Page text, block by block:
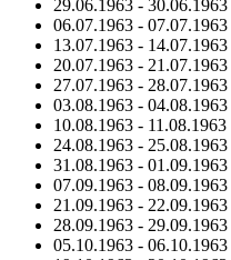
29.06.1963 - 30.06.1963
06.07.1963 - 07.07.1963
13.07.1963 - 14.07.1963
20.07.1963 - 21.07.1963
27.07.1963 - 28.07.1963
03.08.1963 - 04.08.1963
10.08.1963 - 11.08.1963
24.08.1963 - 25.08.1963
31.08.1963 - 01.09.1963
07.09.1963 - 08.09.1963
21.09.1963 - 22.09.1963
28.09.1963 - 29.09.1963
05.10.1963 - 06.10.1963